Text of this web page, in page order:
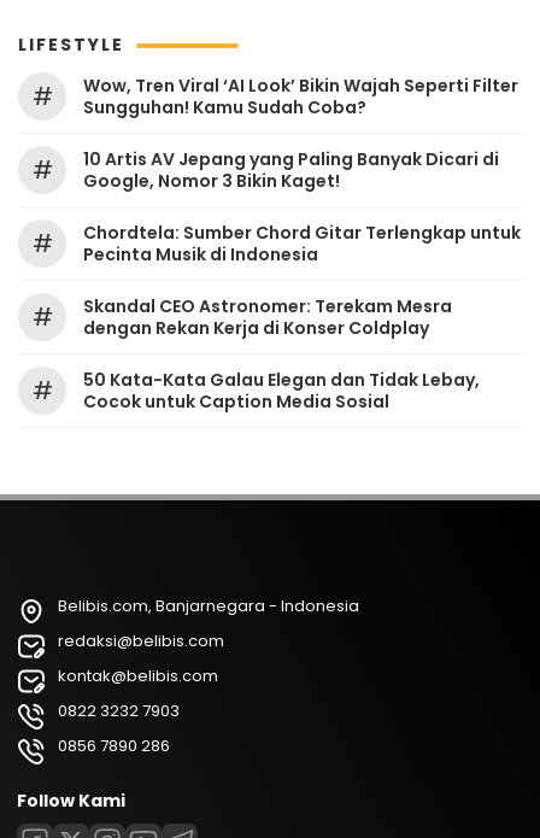
LIFESTYLE
#
Wow, Tren Viral ‘AI Look’ Bikin Wajah Seperti Filter
Sungguhan! Kamu Sudah Coba?
#
10 Artis AV Jepang yang Paling Banyak Dicari di
Google, Nomor 3 Bikin Kaget!
#
Chordtela: Sumber Chord Gitar Terlengkap untuk
Pecinta Musik di Indonesia
#
Skandal CEO Astronomer: Terekam Mesra
dengan Rekan Kerja di Konser Coldplay
#
50 Kata-Kata Galau Elegan dan Tidak Lebay,
Cocok untuk Caption Media Sosial
Belibis.com, Banjarnegara - Indonesia
redaksi@belibis.com
kontak@belibis.com
0822 3232 7903
0856 7890 286
Follow Kami